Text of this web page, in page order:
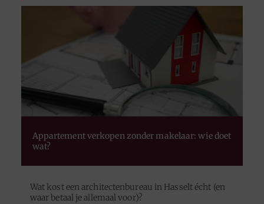
Appartement verkopen zonder makelaar: wie doet
wat?
Wat kost een architectenbureau in Hasselt écht (en
waar betaal je allemaal voor)?